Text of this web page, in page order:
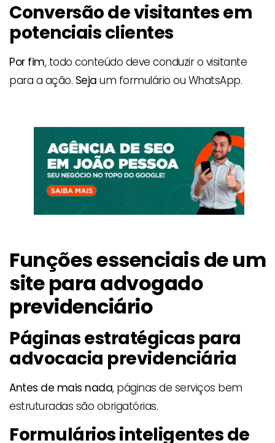
Conversão de visitantes em
potenciais clientes
Por fim, todo conteúdo deve conduzir o visitante
para a ação. Seja um formulário ou WhatsApp.
Funções essenciais de um
site para advogado
previdenciário
Páginas estratégicas para
advocacia previdenciária
Antes de mais nada, páginas de serviços bem
estruturadas são obrigatórias.
Formulários inteligentes de